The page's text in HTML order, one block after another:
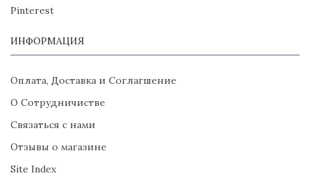
Pinterest
ИНФОРМАЦИЯ
Оплата, Доставка и Соглагшение
О Сотрудничистве
Связаться с нами
Отзывы о магазине
Site Index